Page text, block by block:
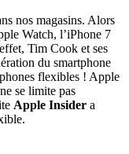
nos magasins. Alors
Watch, l’iPhone 7
Tim Cook et ses
du smartphone
flexibles ! Apple
se limite pas
Apple Insider a